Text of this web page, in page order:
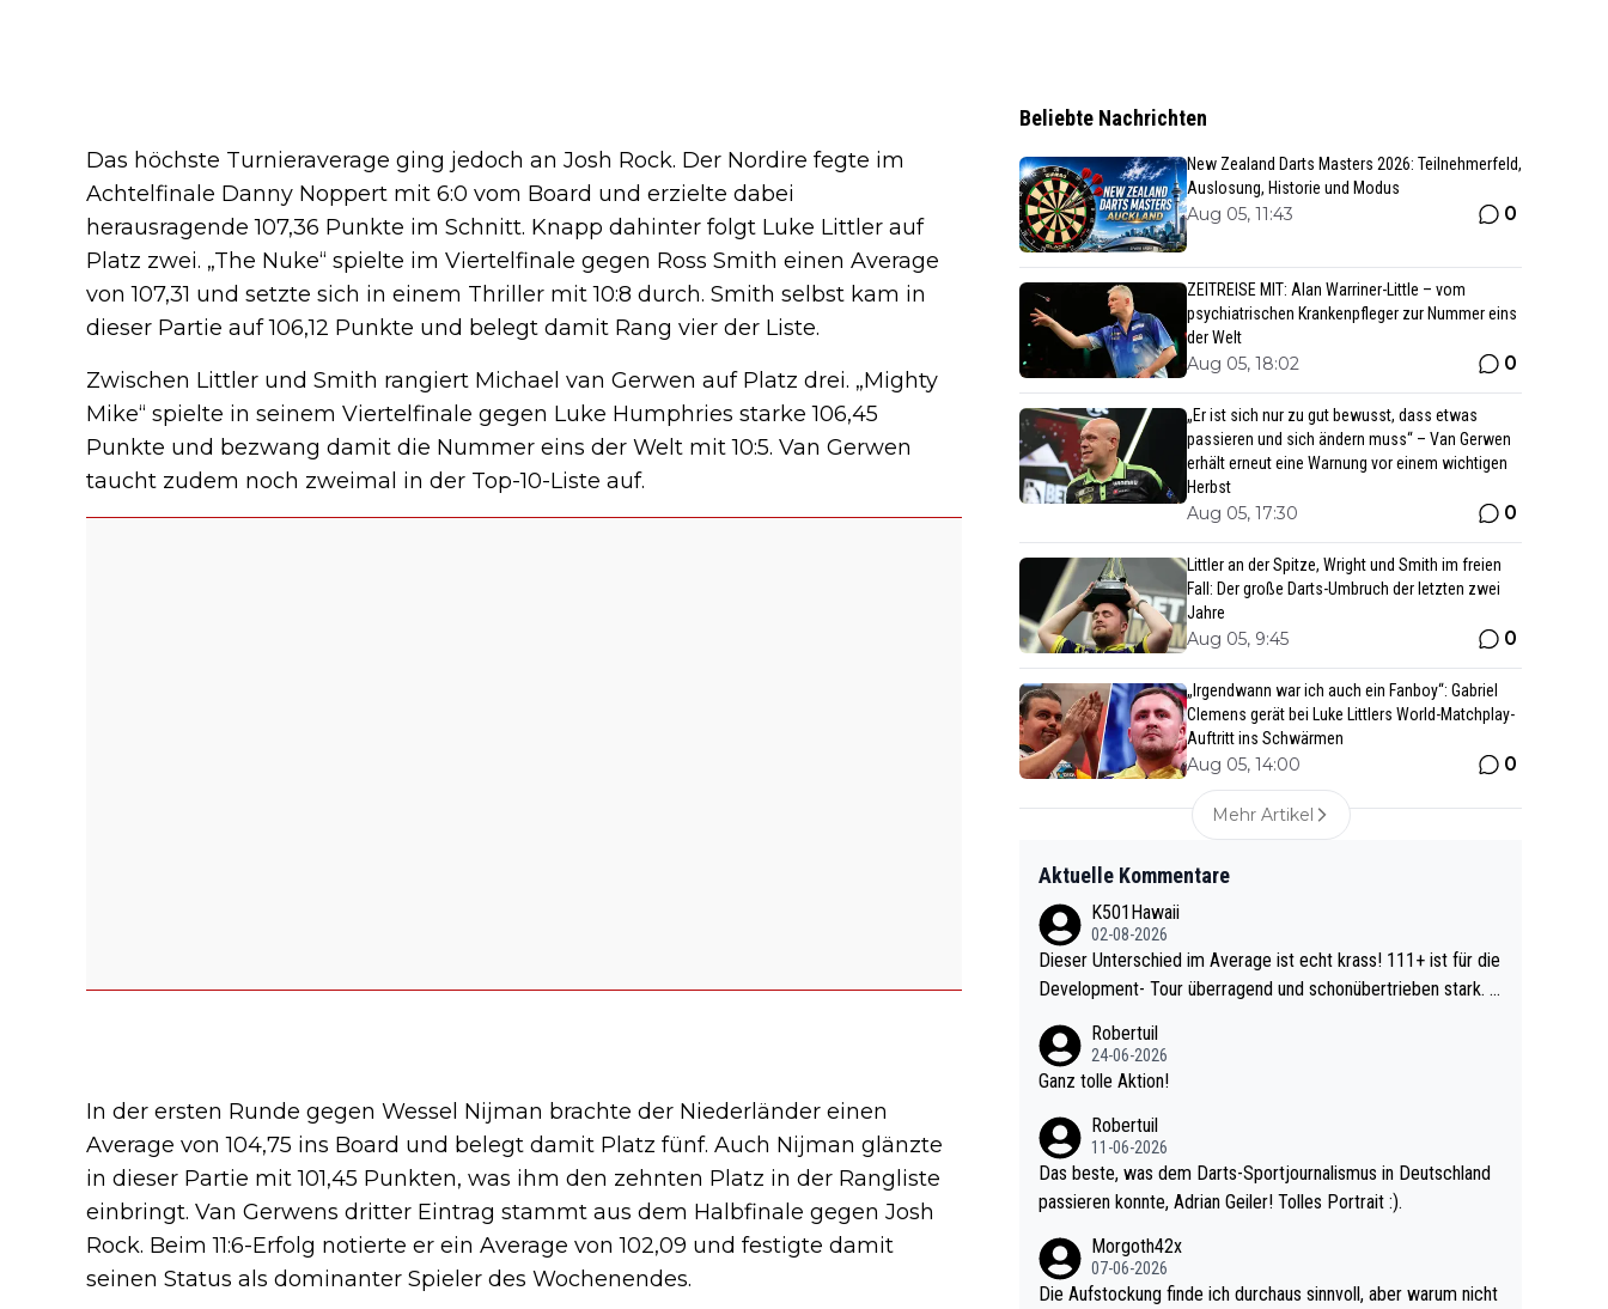
Das höchste Turnieraverage ging jedoch an Josh Rock. Der Nordire fegte im
Achtelfinale Danny Noppert mit 6:0 vom Board und erzielte dabei
herausragende 107,36 Punkte im Schnitt. Knapp dahinter folgt Luke Littler auf
Platz zwei. „The Nuke“ spielte im Viertelfinale gegen Ross Smith einen Average
von 107,31 und setzte sich in einem Thriller mit 10:8 durch. Smith selbst kam in
dieser Partie auf 106,12 Punkte und belegt damit Rang vier der Liste.
Zwischen Littler und Smith rangiert Michael van Gerwen auf Platz drei. „Mighty
Mike“ spielte in seinem Viertelfinale gegen Luke Humphries starke 106,45
Punkte und bezwang damit die Nummer eins der Welt mit 10:5. Van Gerwen
taucht zudem noch zweimal in der Top-10-Liste auf.
In der ersten Runde gegen Wessel Nijman brachte der Niederländer einen
Average von 104,75 ins Board und belegt damit Platz fünf. Auch Nijman glänzte
in dieser Partie mit 101,45 Punkten, was ihm den zehnten Platz in der Rangliste
einbringt. Van Gerwens dritter Eintrag stammt aus dem Halbfinale gegen Josh
Rock. Beim 11:6-Erfolg notierte er ein Average von 102,09 und festigte damit
seinen Status als dominanter Spieler des Wochenendes.
Beliebte Nachrichten
New Zealand Darts Masters 2026: Teilnehmerfeld,
Auslosung, Historie und Modus
Aug 05, 11:43 0
ZEITREISE MIT: Alan Warriner-Little – vom
psychiatrischen Krankenpfleger zur Nummer eins
der Welt
Aug 05, 18:02 0
„Er ist sich nur zu gut bewusst, dass etwas
passieren und sich ändern muss“ – Van Gerwen
erhält erneut eine Warnung vor einem wichtigen
Herbst
Aug 05, 17:30 0
Littler an der Spitze, Wright und Smith im freien
Fall: Der große Darts-Umbruch der letzten zwei
Jahre
Aug 05, 9:45 0
„Irgendwann war ich auch ein Fanboy“: Gabriel
Clemens gerät bei Luke Littlers World-Matchplay-
Auftritt ins Schwärmen
Aug 05, 14:00 0
Mehr Artikel
Aktuelle Kommentare
K501Hawaii
02-08-2026
Dieser Unterschied im Average ist echt krass! 111+ ist für die
Development- Tour überragend und schonübertrieben stark. U
e mal 40+ erst recht. Da gewinnst keinen Blumentopf - ist ja n
och krasser wie ein Pokalspiel eines Kreisligisten vs einem Bu
Robertuil
24-06-2026
Ganz tolle Aktion!
Robertuil
11-06-2026
Das beste, was dem Darts-Sportjournalismus in Deutschland
passieren konnte, Adrian Geiler! Tolles Portrait :).
Morgoth42x
07-06-2026
Die Aufstockung finde ich durchaus sinnvoll, aber warum nicht